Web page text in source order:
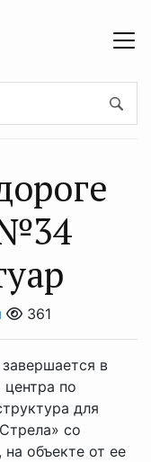
361
в
по
для
со
объекте от ее